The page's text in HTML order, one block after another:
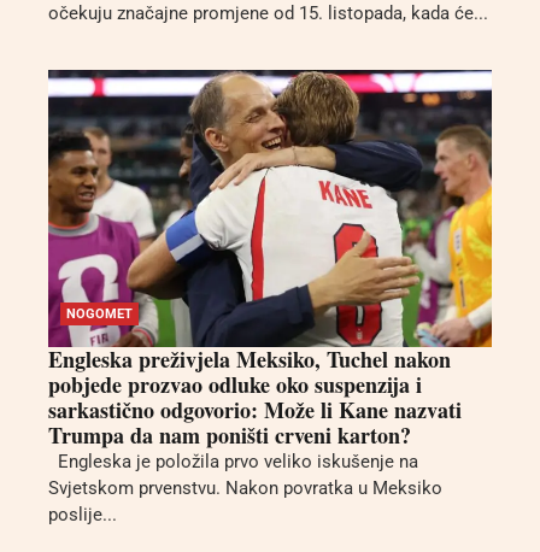
očekuju značajne promjene od 15. listopada, kada će...
NOGOMET
Engleska preživjela Meksiko, Tuchel nakon
pobjede prozvao odluke oko suspenzija i
sarkastično odgovorio: Može li Kane nazvati
Trumpa da nam poništi crveni karton?
Engleska je položila prvo veliko iskušenje na
Svjetskom prvenstvu. Nakon povratka u Meksiko
poslije...